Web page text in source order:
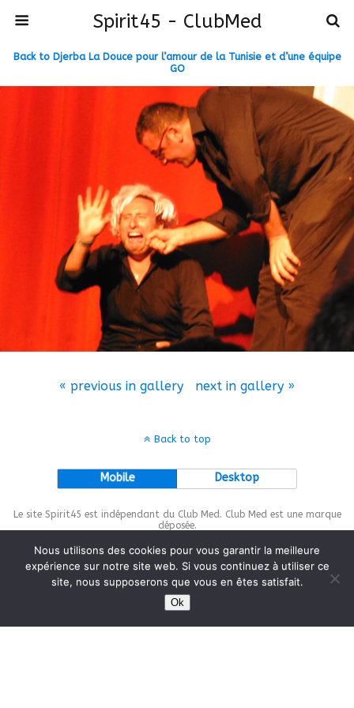
Spirit45 - ClubMed
Back to Djerba La Douce pour l’amour de la Tunisie et d’une équipe
GO
« previous in gallery next in gallery »
Back to top
Mobile Desktop
Le site Spirit45 est indépendant du Club Med. Club Med est une marque
déposée.
This site is protected bywp-copyrightpro.com
Nous utilisons des cookies pour vous garantir la meilleure
expérience sur notre site web. Si vous continuez à utiliser ce
site, nous supposerons que vous en êtes satisfait.
Ok